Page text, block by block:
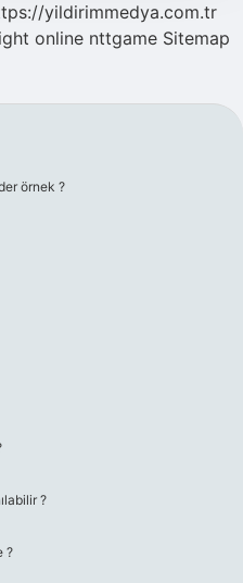
yildirimmedya.com.tr
online nttgame Sitemap
örnek ?
?
?